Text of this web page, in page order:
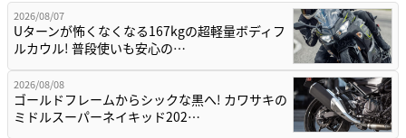
2026/08/07
Uターンが怖くなくなる167kgの超軽量ボディフ
ルカウル! 普段使いも安心の…
2026/08/08
ゴールドフレームからシックな黒へ! カワサキの
ミドルスーパーネイキッド202…